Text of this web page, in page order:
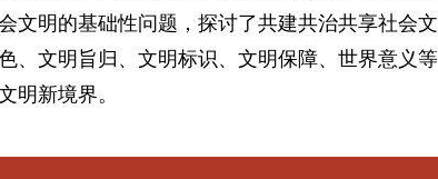
文明的基础性问题，探讨了共建共治共享社会
、文明旨归、文明标识、文明保障、世界意义
明新境界。